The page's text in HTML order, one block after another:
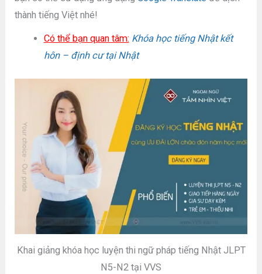
thành tiếng Việt nhé!
Có thể bạn quan tâm: Khóa học tiếng Nhật kết
hôn – định cư tại Nhật
Khai giảng khóa học luyện thi ngữ pháp tiếng Nhật JLPT
N5-N2 tại VVS